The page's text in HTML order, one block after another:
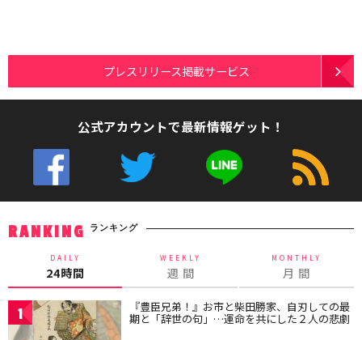
プレスリリース掲載サービス
公式アカウントで最新情報ゲット！
RANKING ランキング
DAILY
24時間
WEEKLY
週 間
MONTHLY
月 間
1 『豊臣兄弟！』お市と柴田勝家、自刃しての最
期と「辞世の句」…運命を共にした２人の悲劇